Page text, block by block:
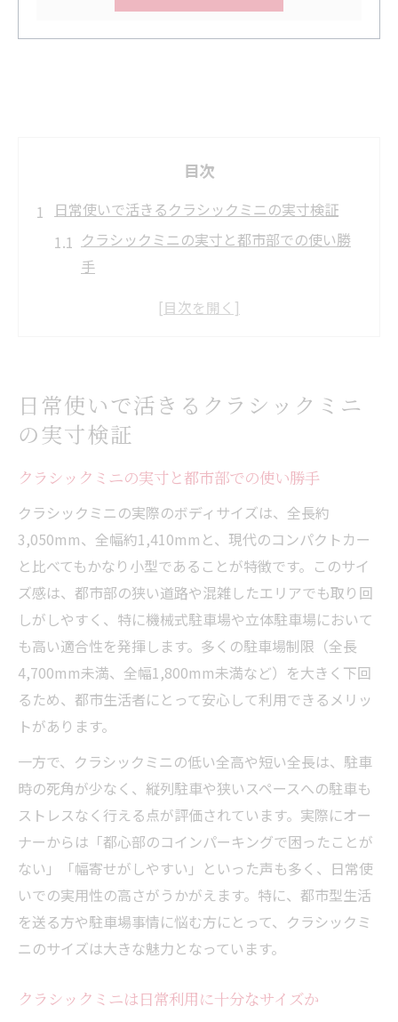
目次
日常使いで活きるクラシックミニの実寸検証
クラシックミニの実寸と都市部での使い勝
手
クラシックミニは日常利用に十分なサイズ
クラシックミニの全長と全幅がもたらす安
心感
クラシックミニのサイズ感で駐車が変わる
ローバーミニとミニクーパーのサイズの違いを
整理
クラシックミニとミニクーパーの実寸を徹
ローバーミニとミニクーパーのサイズ差の
特徴
クラシックミニ旧型と現行車のサイズの違
い
ローバーミニとクーパーの全幅と全長を整
理
クラシックミニのグレードで変わるサイズ
感
狭い駐車場に収まるクラシックミニ活用術
クラシックミニなら機械式駐車場も安心
クラシックミニのサイズが狭小駐車場で活
躍
車法
日常使いで活きるクラシックミニ
の実寸検証
クラシックミニの実寸と都市部での使い勝手
クラシックミニの実際のボディサイズは、全長約
3,050mm、全幅約1,410mmと、現代のコンパクトカー
と比べてもかなり小型であることが特徴です。このサイ
ズ感は、都市部の狭い道路や混雑したエリアでも取り回
しがしやすく、特に機械式駐車場や立体駐車場において
も高い適合性を発揮します。多くの駐車場制限（全長
4,700mm未満、全幅1,800mm未満など）を大きく下回
るため、都市生活者にとって安心して利用できるメリッ
トがあります。
一方で、クラシックミニの低い全高や短い全長は、駐車
時の死角が少なく、縦列駐車や狭いスペースへの駐車も
ストレスなく行える点が評価されています。実際にオー
ナーからは「都心部のコインパーキングで困ったことが
ない」「幅寄せがしやすい」といった声も多く、日常使
いでの実用性の高さがうかがえます。特に、都市型生活
を送る方や駐車場事情に悩む方にとって、クラシックミ
ニのサイズは大きな魅力となっています。
クラシックミニは日常利用に十分なサイズか